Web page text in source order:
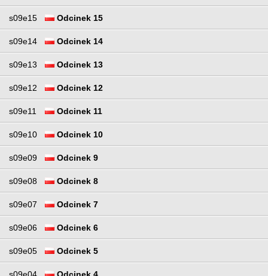
s09e15 Odcinek 15
s09e14 Odcinek 14
s09e13 Odcinek 13
s09e12 Odcinek 12
s09e11 Odcinek 11
s09e10 Odcinek 10
s09e09 Odcinek 9
s09e08 Odcinek 8
s09e07 Odcinek 7
s09e06 Odcinek 6
s09e05 Odcinek 5
s09e04 Odcinek 4